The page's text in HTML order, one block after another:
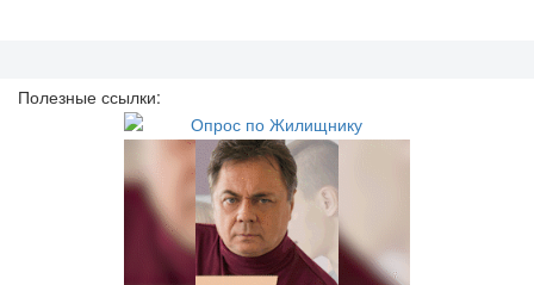
Полезные ссылки: